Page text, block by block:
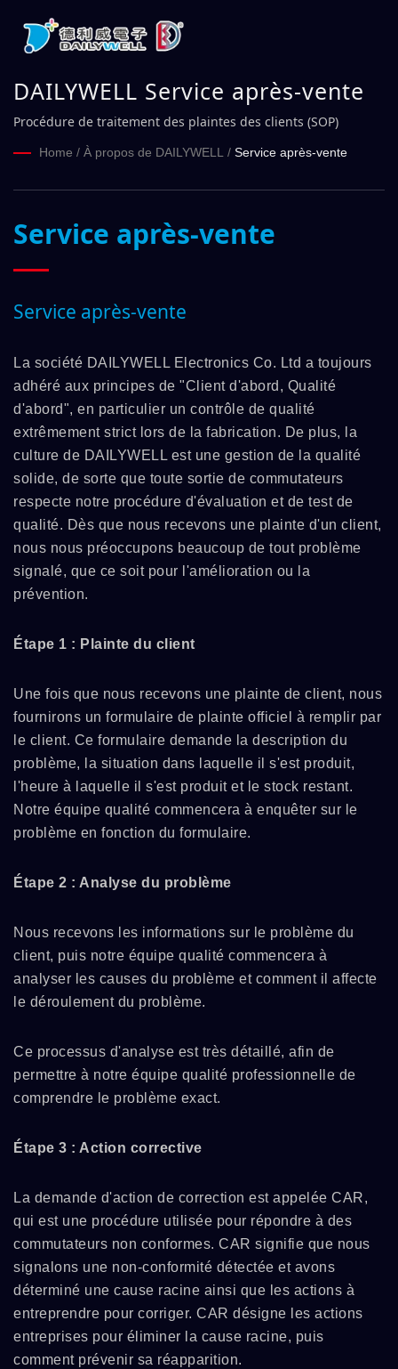
DAILYWELL Service après-vente
Procédure de traitement des plaintes des clients (SOP)
Home / À propos de DAILYWELL / Service après-vente
Service après-vente
Service après-vente
La société DAILYWELL Electronics Co. Ltd a toujours
adhéré aux principes de "Client d'abord, Qualité
d'abord", en particulier un contrôle de qualité
extrêmement strict lors de la fabrication. De plus, la
culture de DAILYWELL est une gestion de la qualité
solide, de sorte que toute sortie de commutateurs
respecte notre procédure d'évaluation et de test de
qualité. Dès que nous recevons une plainte d'un client,
nous nous préoccupons beaucoup de tout problème
signalé, que ce soit pour l'amélioration ou la
prévention.
Étape 1 : Plainte du client
Une fois que nous recevons une plainte de client, nous
fournirons un formulaire de plainte officiel à remplir par
le client. Ce formulaire demande la description du
problème, la situation dans laquelle il s'est produit,
l'heure à laquelle il s'est produit et le stock restant.
Notre équipe qualité commencera à enquêter sur le
problème en fonction du formulaire.
Étape 2 : Analyse du problème
Nous recevons les informations sur le problème du
client, puis notre équipe qualité commencera à
analyser les causes du problème et comment il affecte
le déroulement du problème.
Ce processus d'analyse est très détaillé, afin de
permettre à notre équipe qualité professionnelle de
comprendre le problème exact.
Étape 3 : Action corrective
La demande d'action de correction est appelée CAR,
qui est une procédure utilisée pour répondre à des
commutateurs non conformes. CAR signifie que nous
signalons une non-conformité détectée et avons
déterminé une cause racine ainsi que les actions à
entreprendre pour corriger. CAR désigne les actions
entreprises pour éliminer la cause racine, puis
comment prévenir sa réapparition.